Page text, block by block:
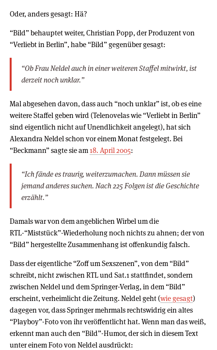
Oder, anders gesagt: Hä?
“Bild” behauptet weiter, Christian Popp, der Produzent von
“Verliebt in Berlin”, habe “Bild” gegenüber gesagt:
“Ob Frau Neldel auch in einer weiteren Staffel mitwirkt, ist
derzeit noch unklar.”
Mal abgesehen davon, dass auch “noch unklar” ist, ob es eine
weitere Staffel geben wird (Telenovelas wie “Verliebt in Berlin”
sind eigentlich nicht auf Unendlichkeit angelegt), hat sich
Alexandra Neldel schon vor einem Monat festgelegt. Bei
“Beckmann” sagte sie am 18. April 2005:
“Ich fände es traurig, weiterzumachen. Dann müssen sie
jemand anderes suchen. Nach 225 Folgen ist die Geschichte
erzählt.”
Damals war von dem angeblichen Wirbel um die
RTL-“Miststück”-Wiederholung noch nichts zu ahnen; der von
“Bild” hergestellte Zusammenhang ist offenkundig falsch.
Dass der eigentliche “Zoff um Sexszenen”, von dem “Bild”
schreibt, nicht zwischen RTL und Sat.1 stattfindet, sondern
zwischen Neldel und dem Springer-Verlag, in dem “Bild”
erscheint, verheimlicht die Zeitung. Neldel geht (wie gesagt)
dagegen vor, dass Springer mehrmals rechtswidrig ein altes
“Playboy”-Foto von ihr veröffentlicht hat. Wenn man das weiß,
erkennt man auch den “Bild”-Humor, der sich in diesem Text
unter einem Foto von Neldel ausdrückt: